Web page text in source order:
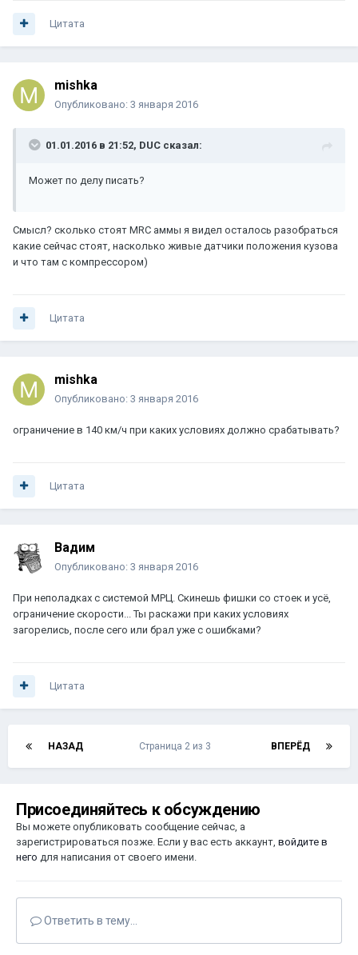
Цитата
mishka
Опубликовано: 3 января 2016
01.01.2016 в 21:52, DUC сказал:
Может по делу писать?
Смысл? сколько стоят MRC аммы я видел осталось разобраться
какие сейчас стоят, насколько живые датчики положения кузова
и что там с компрессором)
Цитата
mishka
Опубликовано: 3 января 2016
ограничение в 140 км/ч при каких условиях должно срабатывать?
Цитата
Вадим
Опубликовано: 3 января 2016
При неполадках с системой МРЦ. Скинешь фишки со стоек и усё,
ограничение скорости... Ты раскажи при каких условиях
загорелись, после сего или брал уже с ошибками?
Цитата
НАЗАД ВПЕРЁД
Страница 2 из 3
Присоединяйтесь к обсуждению
Вы можете опубликовать сообщение сейчас, а
зарегистрироваться позже. Если у вас есть аккаунт, войдите в
него для написания от своего имени.
Ответить в тему...